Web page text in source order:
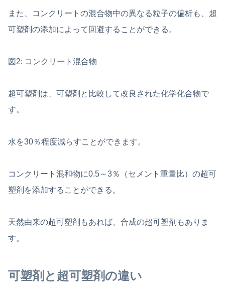
また、コンクリートの混合物中の異なる粒子の偏析も、超
可塑剤の添加によって回避することができる。
図2: コンクリート混合物
超可塑剤は、可塑剤と比較して改良された化学化合物で
す。
水を30％程度減らすことができます。
コンクリート混和物に0.5～3％（セメント重量比）の超可
塑剤を添加することができる。
天然由来の超可塑剤もあれば、合成の超可塑剤もありま
す。
可塑剤と超可塑剤の違い